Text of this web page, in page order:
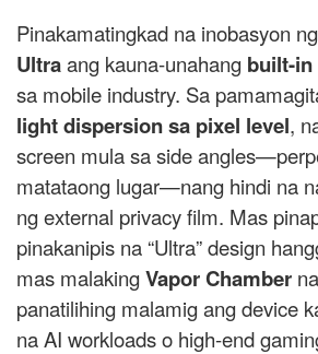
Pinakamatingkad na inobasyon ng
Ultraang kauna-unahang built-in
sa mobile industry. Sa
light dispersion sa pixel level,
screen mula sa side
matataong lugar—nang hindi na
ng external privacy film. Mas
pinakanipis na “Ultra” design
mas malakingVapor Chamber
panatilihing malamig ang device
na AI workloads o high-end